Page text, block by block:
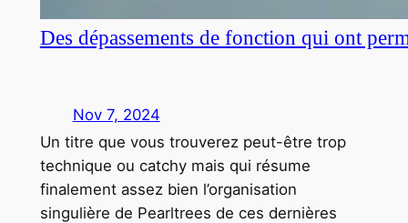
Des dépassements de fonction qui ont
Nov 7, 2024
Un titre que vous trouverez peut-être trop
technique ou catchy mais qui résume
finalement assez bien l’organisation
singulière de Pearltrees de ces dernières